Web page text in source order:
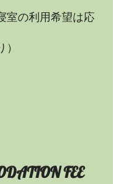
室の利用希望は応
FEE